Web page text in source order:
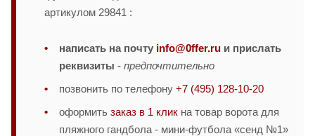
артикулом 29841 :
написать на почту info@0ffer.ru и прислать
реквизиты - предпочтительно
позвонить по телефону +7 (495) 128-10-20
оформить заказ в 1 клик на товар ворота для
пляжного гандбола - мини-футбола «сенд №1»